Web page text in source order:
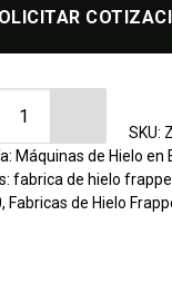
de Hielo
SKU:
Máquinas de Hielo en
fabrica de hielo
, Fabricas de Hielo